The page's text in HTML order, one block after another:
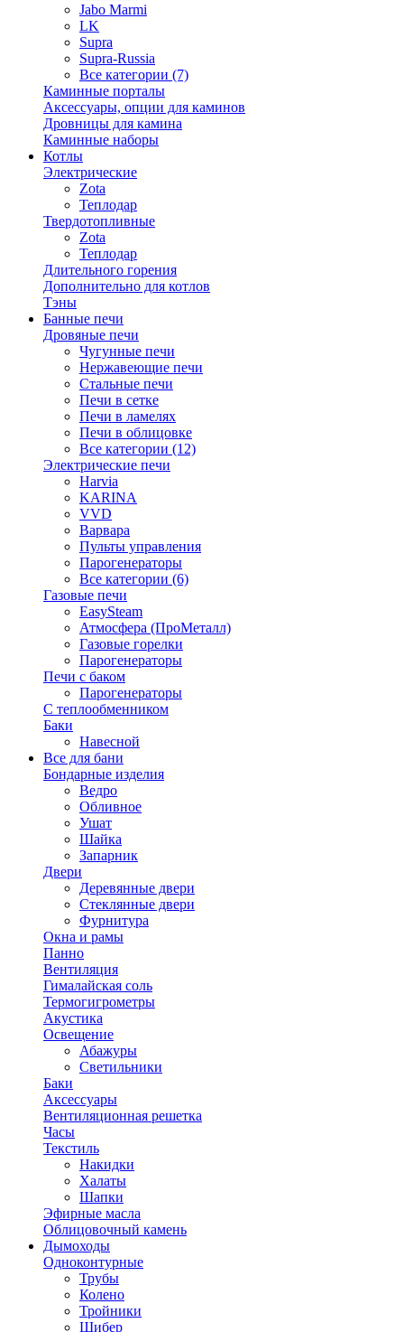
Jabo Marmi
LK
Supra
Supra-Russia
Все категории (7)
Каминные порталы
Аксессуары, опции для каминов
Дровницы для камина
Каминные наборы
Котлы
Электрические
Zota
Теплодар
Твердотопливные
Zota
Теплодар
Длительного горения
Дополнительно для котлов
Тэны
Банные печи
Дровяные печи
Чугунные печи
Нержавеющие печи
Стальные печи
Печи в сетке
Печи в ламелях
Печи в облицовке
Все категории (12)
Электрические печи
Harvia
KARINA
VVD
Варвара
Пульты управления
Парогенераторы
Все категории (6)
Газовые печи
EasySteam
Атмосфера (ПроМеталл)
Газовые горелки
Парогенераторы
Печи с баком
Парогенераторы
С теплообменником
Баки
Навесной
Все для бани
Бондарные изделия
Ведро
Обливное
Ушат
Шайка
Запарник
Двери
Деревянные двери
Стеклянные двери
Фурнитура
Окна и рамы
Панно
Вентиляция
Гималайская соль
Термогигрометры
Акустика
Освещение
Абажуры
Светильники
Баки
Аксессуары
Вентиляционная решетка
Часы
Текстиль
Накидки
Халаты
Шапки
Эфирные масла
Облицовочный камень
Дымоходы
Одноконтурные
Трубы
Колено
Тройники
Шибер